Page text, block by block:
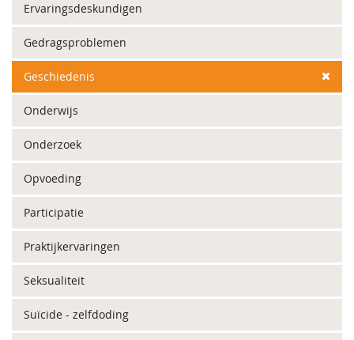
Ervaringsdeskundigen
Gedragsproblemen
Geschiedenis
Onderwijs
Onderzoek
Opvoeding
Participatie
Praktijkervaringen
Seksualiteit
Suïcide - zelfdoding